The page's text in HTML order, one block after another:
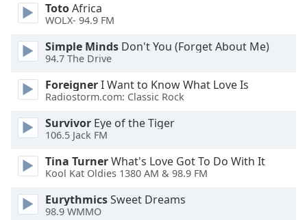
modal
Beginning
dialog
Escape
cancel
TotoAfrica
WOLX- 94.9 FM
Simple Minds Don't You (Forget About Me)
94.7 The Drive
ForeignerI Want to Know What Love Is
Radiostorm.com: Classic Rock
Survivor Eye of the Tiger
106.5 Jack FM
Tina TurnerWhat's Love Got To Do With It
Kool Kat Oldies 1380 AM & 98.9 FM
EurythmicsSweet Dreams
98.9 WMMO